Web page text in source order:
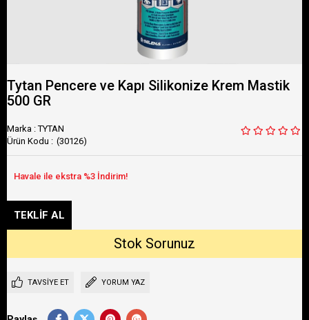
Tytan Pencere ve Kapı Silikonize Krem Mastik
500 GR
Marka : TYTAN
(30126)
TAVSIYE ET YORUM YAZ